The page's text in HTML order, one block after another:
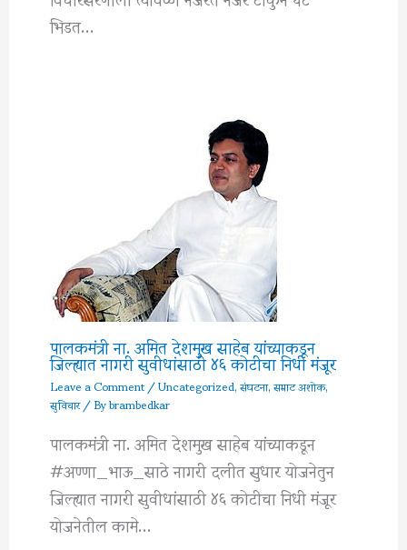
भिडत…
पालकमंत्री ना. अमित देशमुख साहेब यांच्याकडून
जिल्ह्यात नागरी सुवीधांसाठी ४६ कोटीचा निधी मंजूर
Leave a Comment/Uncategorized,संघटना,सम्राट अशोक,
सुविचार/ Bybrambedkar
पालकमंत्री ना. अमित देशमुख साहेब यांच्याकडून
#अण्णा_भाऊ_साठे नागरी दलीत सुधार योजनेतुन
जिल्ह्यात नागरी सुवीधांसाठी ४६ कोटीचा निधी मंजूर
योजनेतील कामे…